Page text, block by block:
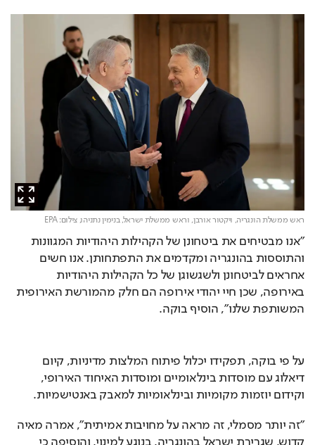
ראש ממשלת הונגריה, ויקטור אורבן, וראש ממשלת ישראל, בנימין נתניהו, צילום: EPA
המשותפת שלנו", הוסיף בוקה.
וקידום יוזמות מקומיות ובינלאומיות למאבק באנטישמיות.